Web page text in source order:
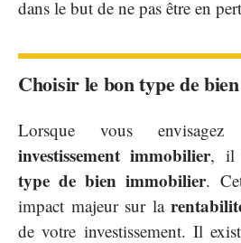
dans le but de ne pas être en
Choisir le bon type de
Lorsque vous
investissement immobilier, il
type de bien immobilier.
impact majeur sur la
de votre investissement. Il